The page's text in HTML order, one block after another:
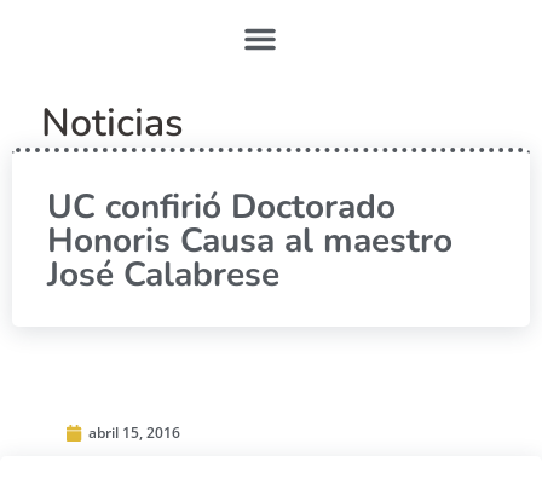
Noticias
UC confirió Doctorado
Honoris Causa al maestro
José Calabrese
abril 15, 2016